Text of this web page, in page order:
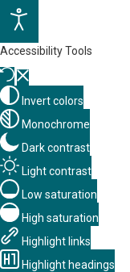
Accessibility Tools
Invert colors
Monochrome
Dark contrast
Light contrast
Low saturation
High saturation
Highlight links
Highlight headings